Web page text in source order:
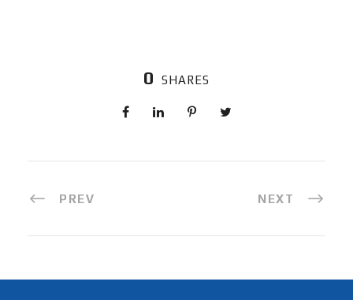
0 SHARES
PREV NEXT